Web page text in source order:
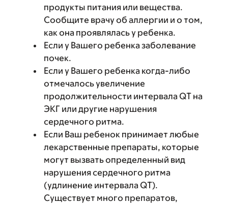
продукты питания или вещества.
Сообщите врачу об аллергии и о том,
как она проявлялась у ребенка.
Если у Вашего ребенка заболевание
почек.
Если у Вашего ребенка когда-либо
отмечалось увеличение
продолжительности интервала QT на
ЭКГ или другие нарушения
сердечного ритма.
Если Ваш ребенок принимает любые
лекарственные препараты, которые
могут вызвать определенный вид
нарушения сердечного ритма
(удлинение интервала QT).
Существует много препаратов,